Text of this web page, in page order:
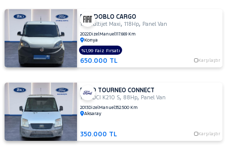
FIAT DOBLO CARGO
1.6 Multijet Maxi,118Hp, Panel Van
2022DizelManuel117.669 Km
Konya
650.000 TL Karşılaştır
%1,99 Faiz Fırsatı
FORD TOURNEO CONNECT
1.8 TDCI K210 S, 88Hp, Panel Van
2013DizelManuel352.500 Km
Aksaray
350.000 TL Karşılaştır